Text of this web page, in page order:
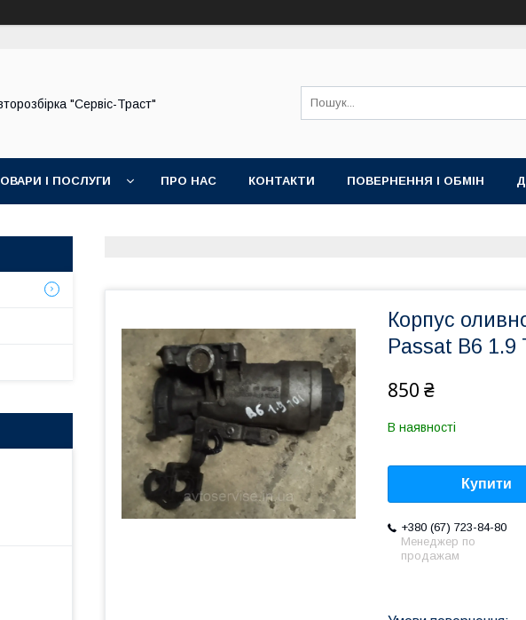
"Сервіс-Траст"
І ПОСЛУГИ ПРО НАС КОНТАКТИ ПОВЕРНЕННЯ І ОБМІН
Корпус
Passat B6 1.9
850 ₴
В наявності
Купити
+380 (67) 723-84-80
Менеджер по
продажам